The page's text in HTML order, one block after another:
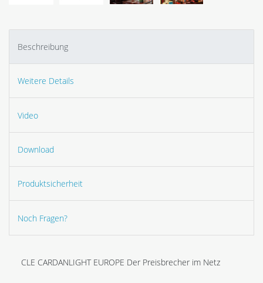
Beschreibung
Weitere Details
Video
Download
Produktsicherheit
Noch Fragen?
CLE CARDANLIGHT EUROPE Der Preisbrecher im Netz